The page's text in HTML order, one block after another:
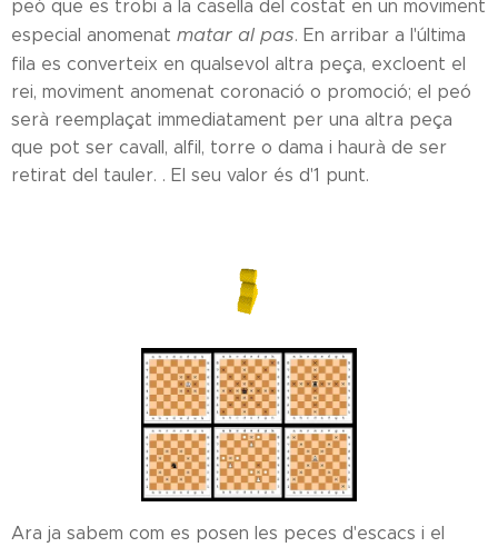
peó que es trobi a la casella del costat en un moviment
especial anomenat matar al pas. En arribar a l'última
fila es converteix en qualsevol altra peça, excloent el
rei, moviment anomenat coronació o promoció; el peó
serà reemplaçat immediatament per una altra peça
que pot ser cavall, alfil, torre o dama i haurà de ser
retirat del tauler. . El seu valor és d'1 punt.
Ara ja sabem com es posen les peces d'escacs i el